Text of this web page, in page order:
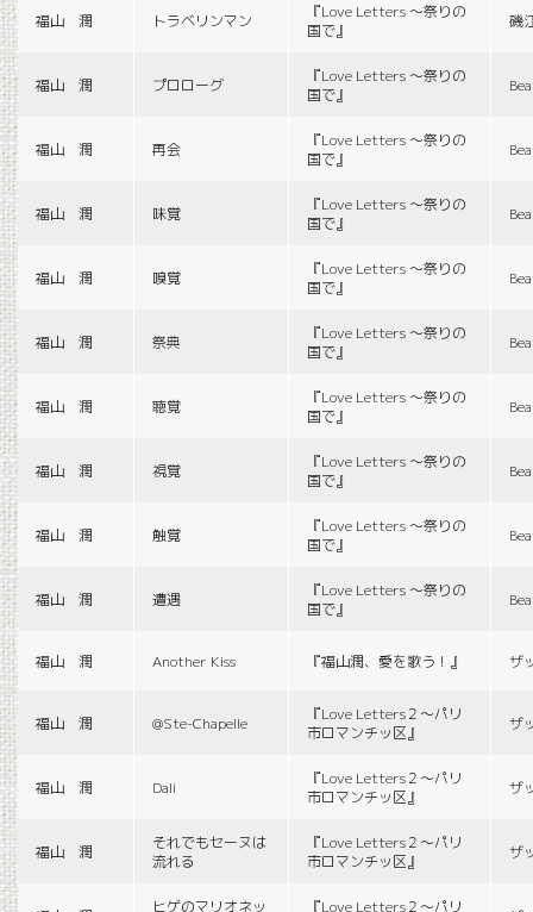
福山 潤 トラベリンマン
『Love Letters 〜祭りの
国で』
磯
福山 潤 プロローグ
『Love Letters 〜祭りの
国で』
福山 潤 再会
『Love Letters 〜祭りの
国で』
福山 潤 味覚
『Love Letters 〜祭りの
国で』
福山 潤 嗅覚
『Love Letters 〜祭りの
国で』
福山 潤 祭典
『Love Letters 〜祭りの
国で』
福山 潤 聴覚
『Love Letters 〜祭りの
国で』
福山 潤 視覚
『Love Letters 〜祭りの
国で』
福山 潤 触覚
『Love Letters 〜祭りの
国で』
福山 潤 遭遇
『Love Letters 〜祭りの
国で』
福山 潤 Another Kiss 『福山潤、愛を歌う！』 ザ
福山 潤 @Ste-Chapelle
『Love Letters２〜パリ
市ロマンチッ区』
ザ
福山 潤 Dali
『Love Letters２〜パリ
市ロマンチッ区』
ザ
福山 潤
それでもセーヌは
流れる
『Love Letters２〜パリ
市ロマンチッ区』
ザ
ヒゲのマリオネッ
『Love Letters２〜パリ